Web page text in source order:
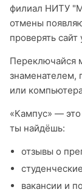
филиал НИТУ
отмены
проверять сайт
Переключайся
знаменателем,
или
«Кампус» —
ты найдёшь:
отзывы о
вакансии и